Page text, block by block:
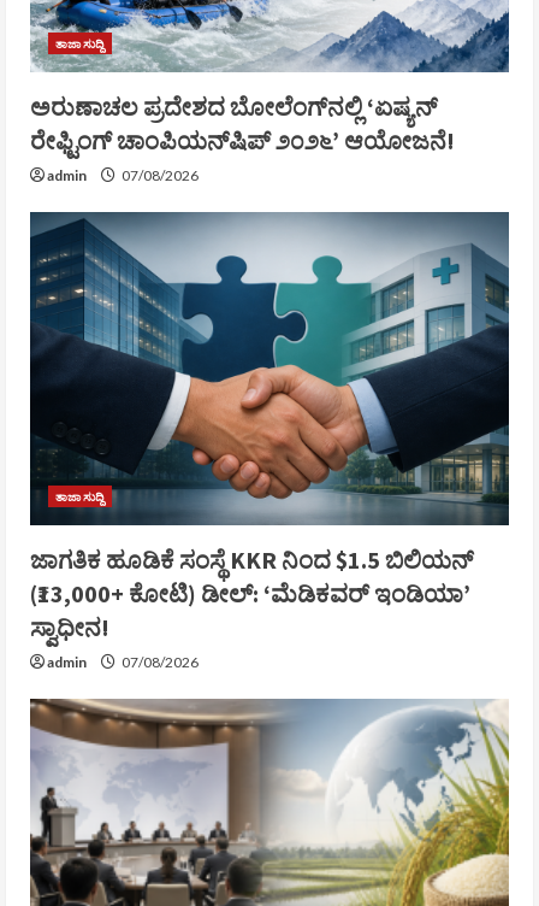
ತಾಜಾ ಸುದ್ದಿ
ಅರುಣಾಚಲ ಪ್ರದೇಶದ ಬೋಲೆಂಗ್‌ನಲ್ಲಿ ‘ಏಷ್ಯನ್
ರೇಫ್ಟಿಂಗ್ ಚಾಂಪಿಯನ್‌ಷಿಪ್ ೨೦೨೬’ ಆಯೋಜನೆ!
admin 07/08/2026
ತಾಜಾ ಸುದ್ದಿ
ಜಾಗತಿಕ ಹೂಡಿಕೆ ಸಂಸ್ಥೆ KKR ನಿಂದ $1.5 ಬಿಲಿಯನ್
(₹13,000+ ಕೋಟಿ) ಡೀಲ್: ‘ಮೆಡಿಕವರ್ ಇಂಡಿಯಾ’
ಸ್ವಾಧೀನ!
admin 07/08/2026